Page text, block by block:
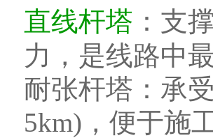
直线杆塔 ：支
力，是线路中
耐张杆塔：承
5km)，便于施